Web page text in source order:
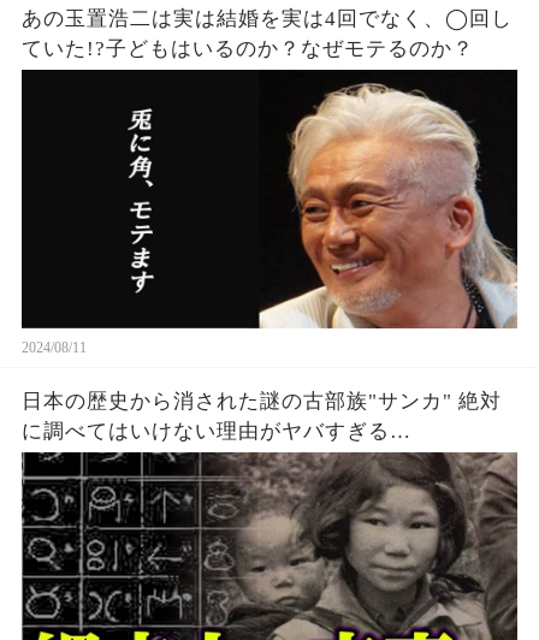
あの玉置浩二は実は結婚を実は4回でなく、◯回し
ていた!?子どもはいるのか？なぜモテるのか？
2024/08/11
日本の歴史から消された謎の古部族"サンカ" 絶対
に調べてはいけない理由がヤバすぎる…